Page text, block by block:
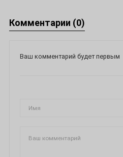
Комментарии (0)
Ваш комментарий будет первым